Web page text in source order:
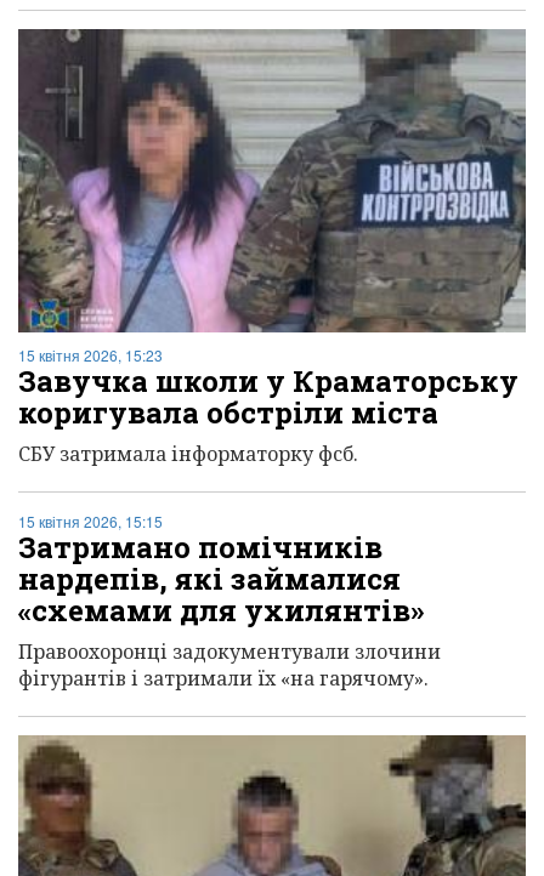
15 квітня 2026, 15:23
Завучка школи у Краматорську
коригувала обстріли міста
СБУ затримала інформаторку фсб.
15 квітня 2026, 15:15
Затримано помічників
нардепів, які займалися
«схемами для ухилянтів»
Правоохоронці задокументували злочини
фігурантів і затримали їх «на гарячому».